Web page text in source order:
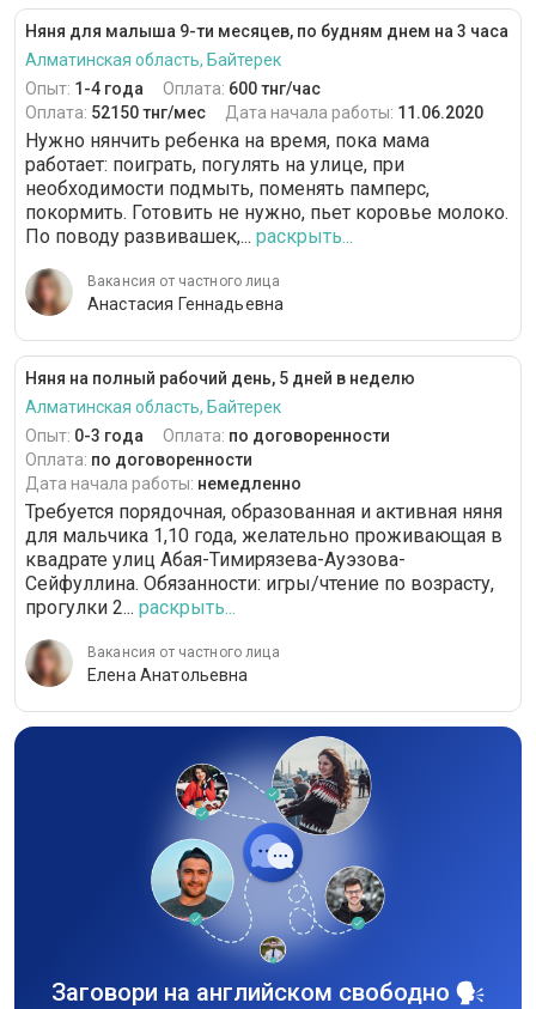
Няня для малыша 9-ти месяцев, по будням днем на 3 часа
Алматинская область, Байтерек
Опыт: 1-4 года Оплата: 600 тнг/час
Оплата: 52150 тнг/мес Дата начала работы: 11.06.2020
Нужно нянчить ребенка на время, пока мама
работает: поиграть, погулять на улице, при
необходимости подмыть, поменять памперс,
покормить. Готовить не нужно, пьет коровье молоко.
По поводу развивашек,... раскрыть...
Вакансия от частного лица
Анастасия Геннадьевна
Няня на полный рабочий день, 5 дней в неделю
Алматинская область, Байтерек
Опыт: 0-3 года Оплата: по договоренности
Оплата: по договоренности
Дата начала работы: немедленно
Требуется порядочная, образованная и активная няня
для мальчика 1,10 года, желательно проживающая в
квадрате улиц Абая-Тимирязева-Ауэзова-
Сейфуллина. Обязанности: игры/чтение по возрасту,
прогулки 2... раскрыть...
Вакансия от частного лица
Елена Анатольевна
Заговори на английском свободно